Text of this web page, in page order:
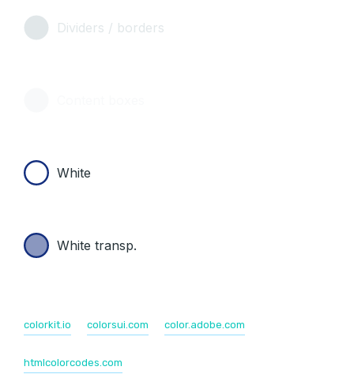
Dividers / borders
White
White transp.
colorkit.io colorsui.com color.adobe.com
htmlcolorcodes.com